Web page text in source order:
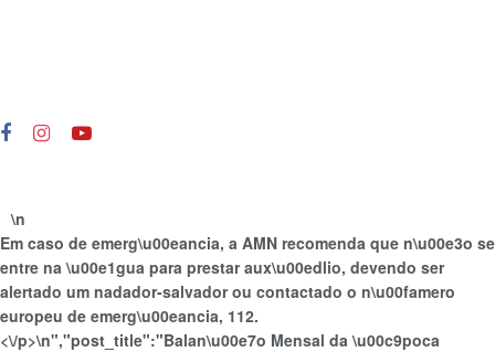
\n
Em caso de emerg\u00eancia, a AMN recomenda que n\u00e3o se
entre na \u00e1gua para prestar aux\u00edlio, devendo ser
alertado um nadador-salvador ou contactado o n\u00famero
europeu de emerg\u00eancia, 112.
<\/p>\n","post_title":"Balan\u00e7o Mensal da \u00c9poca